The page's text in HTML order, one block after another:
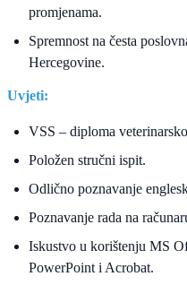
promjenama.
Spremnost na česta
Hercegovine.
Uvjeti:
VSS – diploma
Položen stručni ispit.
Odlično poznavanje
Poznavanje rada na
Iskustvo u korištenju MS
PowerPoint i Acrobat.